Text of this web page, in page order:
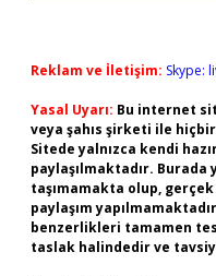
Reklam ve İletişim: Skype:
Yasal Uyarı: Bu internet
veya şahıs şirketi ile
Sitede yalnızca kendi
paylaşılmaktadır.
taşımamakta olup,
paylaşım
benzerlikleri tamamen
taslak halindedir ve